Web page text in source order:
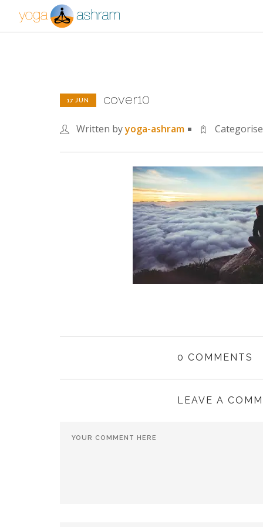
17 JUN cover10
Written byyoga-ashram
0 COMMENTS
LEAVE A